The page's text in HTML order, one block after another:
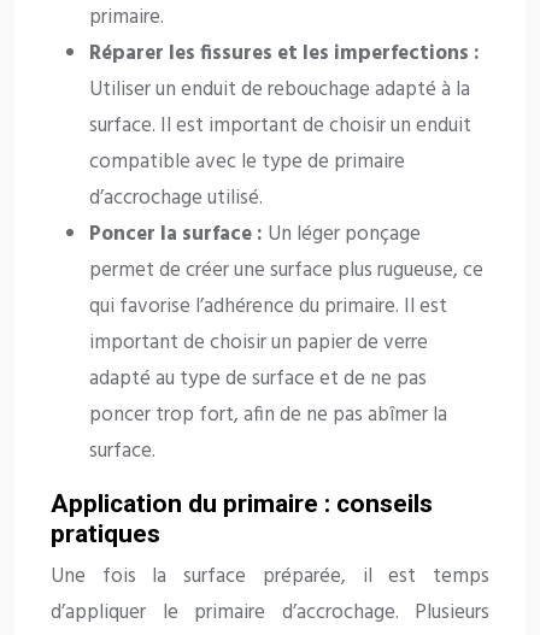
primaire.
Réparer les fissures et les imperfections :
Utiliser un enduit de rebouchage adapté à la
surface. Il est important de choisir un enduit
compatible avec le type de primaire
d’accrochage utilisé.
Poncer la surface : Un léger ponçage
permet de créer une surface plus rugueuse, ce
qui favorise l’adhérence du primaire. Il est
important de choisir un papier de verre
adapté au type de surface et de ne pas
poncer trop fort, afin de ne pas abîmer la
surface.
Application du primaire : conseils
pratiques
Une fois la surface préparée, il est temps
d’appliquer le primaire d’accrochage. Plusieurs